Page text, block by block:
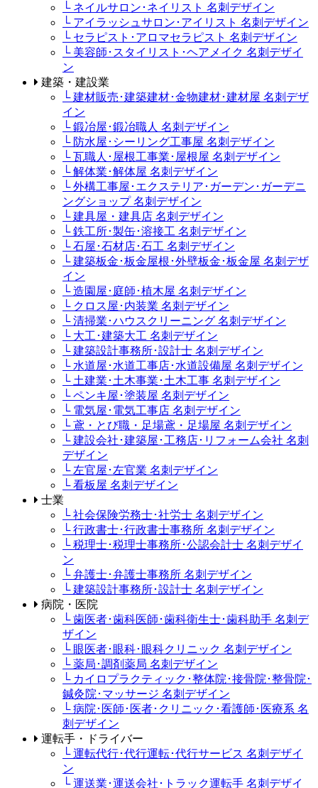
└ ネイルサロン･ネイリスト 名刺デザイン
└ アイラッシュサロン･アイリスト 名刺デザイン
└ セラピスト･アロマセラピスト 名刺デザイン
└ 美容師･スタイリスト･ヘアメイク 名刺デザイ
ン
建築・建設業
└ 建材販売･建築建材･金物建材･建材屋 名刺デザ
イン
└ 鍛冶屋･鍛冶職人 名刺デザイン
└ 防水屋･シーリング工事屋 名刺デザイン
└ 瓦職人･屋根工事業･屋根屋 名刺デザイン
└ 解体業･解体屋 名刺デザイン
└ 外構工事屋･エクステリア･ガーデン･ガーデニ
ングショップ 名刺デザイン
└ 建具屋・建具店 名刺デザイン
└ 鉄工所･製缶･溶接工 名刺デザイン
└ 石屋･石材店･石工 名刺デザイン
└ 建築板金･板金屋根･外壁板金･板金屋 名刺デザ
イン
└ 造園屋･庭師･植木屋 名刺デザイン
└ クロス屋･内装業 名刺デザイン
└ 清掃業･ハウスクリーニング 名刺デザイン
└ 大工･建築大工 名刺デザイン
└ 建築設計事務所･設計士 名刺デザイン
└ 水道屋･水道工事店･水道設備屋 名刺デザイン
└ 土建業･土木事業･土木工事 名刺デザイン
└ ペンキ屋･塗装屋 名刺デザイン
└ 電気屋･電気工事店 名刺デザイン
└ 鳶・とび職・足場鳶・足場屋 名刺デザイン
└ 建設会社･建築屋･工務店･リフォーム会社 名刺
デザイン
└ 左官屋･左官業 名刺デザイン
└ 看板屋 名刺デザイン
士業
└ 社会保険労務士･社労士 名刺デザイン
└ 行政書士･行政書士事務所 名刺デザイン
└ 税理士･税理士事務所･公認会計士 名刺デザイ
ン
└ 弁護士･弁護士事務所 名刺デザイン
└ 建築設計事務所･設計士 名刺デザイン
病院・医院
└ 歯医者･歯科医師･歯科衛生士･歯科助手 名刺デ
ザイン
└ 眼医者･眼科･眼科クリニック 名刺デザイン
└ 薬局･調剤薬局 名刺デザイン
└ カイロプラクティック･整体院･接骨院･整骨院･
鍼灸院･マッサージ 名刺デザイン
└ 病院･医師･医者･クリニック･看護師･医療系 名
刺デザイン
運転手・ドライバー
└ 運転代行･代行運転･代行サービス 名刺デザイ
ン
└ 運送業･運送会社･トラック運転手 名刺デザイ